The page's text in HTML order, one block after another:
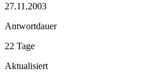
27.11.2003
Antwortdauer
22 Tage
Aktualisiert